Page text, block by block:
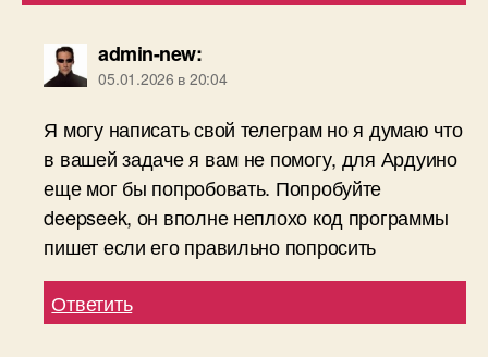
admin-new:
05.01.2026 в 20:04
Я могу написать свой телеграм но я думаю что
в вашей задаче я вам не помогу, для Ардуино
еще мог бы попробовать. Попробуйте
deepseek, он вполне неплохо код программы
пишет если его правильно попросить
Ответить